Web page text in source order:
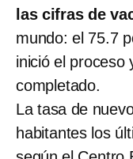
las cifras de
mundo: el 75.7
inició el proceso
completado.
La tasa de
habitantes los